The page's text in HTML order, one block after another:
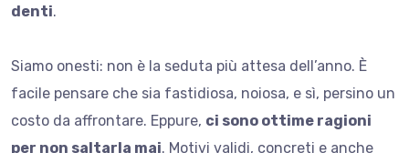
denti.
Siamo onesti: non è la seduta più attesa dell’anno. È
facile pensare che sia fastidiosa, noiosa, e sì, persino un
costo da affrontare. Eppure, ci sono ottime ragioni
per non saltarla mai. Motivi validi, concreti e anche